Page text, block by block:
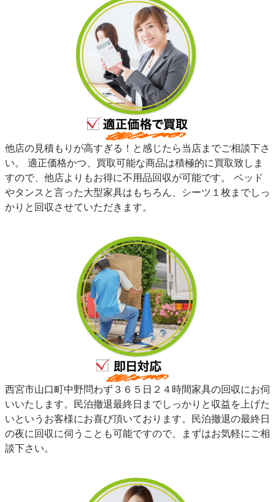
他店の見積もりが高すぎる！と感じたら当店までご相談下さ
い。 適正価格かつ、買取可能な商品は積極的に買取致しま
すので、他店よりもお得に不用品回収が可能です。 ベッド
やタンスと言った大型家具はもちろん、シーツ１枚までしっ
かりと回収させていただきます。
西宮市山口町中野問わず３６５日２４時間家具の回収にお伺
いいたします。民泊撤退最終日までしっかりと収益を上げた
いというお客様にお喜び頂いております。民泊撤退の最終日
の夜に回収に伺うことも可能ですので、まずはお気軽にご相
談下さい。